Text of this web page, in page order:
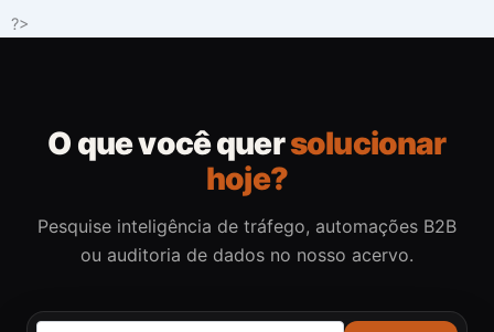
para
?>
O que você quersolucionar
hoje?
Pesquise inteligência de tráfego, automações B2B
ou auditoria de dados no nosso acervo.